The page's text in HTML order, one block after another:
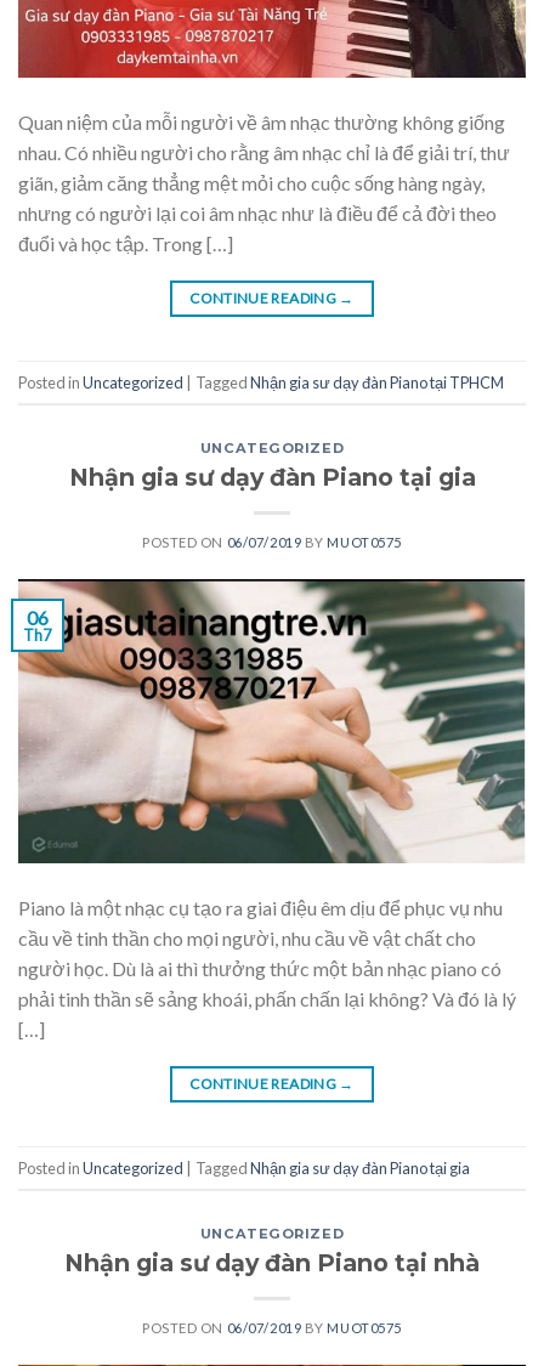
Quan niệm của mỗi người về âm nhạc thường không giống
nhau. Có nhiều người cho rằng âm nhạc chỉ là để giải trí, thư
giãn, giảm căng thẳng mệt mỏi cho cuộc sống hàng ngày,
nhưng có người lại coi âm nhạc như là điều để cả đời theo
đuổi và học tập. Trong […]
CONTINUE READING →
Posted inUncategorized | TaggedNhận gia sư dạy đàn Piano tại TPHCM
UNCATEGORIZED
Nhận gia sư dạy đàn Piano tại gia
POSTED ON 06/07/2019 BY MUOT0575
06
Th7
Piano là một nhạc cụ tạo ra giai điệu êm dịu để phục vụ nhu
cầu về tinh thần cho mọi người, nhu cầu về vật chất cho
người học. Dù là ai thì thưởng thức một bản nhạc piano có
phải tinh thần sẽ sảng khoái, phấn chấn lại không? Và đó là lý
[…]
CONTINUE READING →
Posted inUncategorized TaggedNhận gia sư dạy đàn Piano tại gia
UNCATEGORIZED
Nhận gia sư dạy đàn Piano tại nhà
POSTED ON 06/07/2019 BY MUOT0575